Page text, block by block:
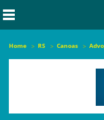
Home RS Canoas